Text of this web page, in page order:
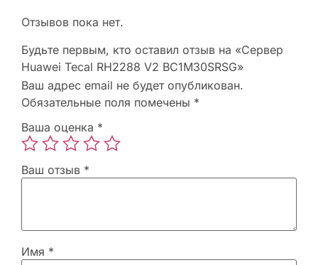
Отзывов пока нет.
Будьте первым, кто оставил отзыв на «Сервер
Huawei Tecal RH2288 V2 BC1M30SRSG»
Ваш адрес email не будет опубликован.
Обязательные поля помечены *
Ваша оценка *
Ваш отзыв *
Имя *